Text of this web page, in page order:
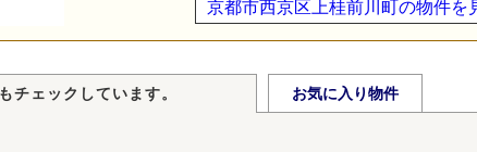
京都市西京区上桂前川町の物件を
チェックしています。 お気に入り物件